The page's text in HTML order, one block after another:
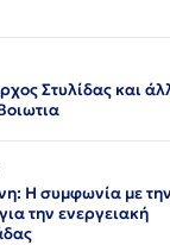
Στυλίδας και
Η συμφωνία με την
την ενεργειακή